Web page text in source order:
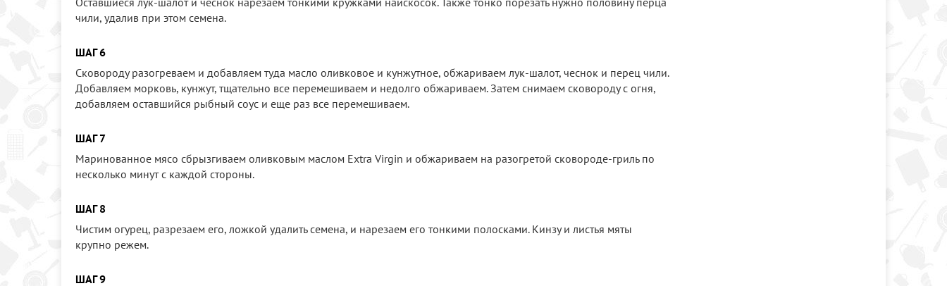
чили, удалив при этом семена.
ШАГ 6
Сковороду разогреваем и добавляем туда масло оливковое и кунжутное, обжариваем лук-шалот, чеснок и перец чили.
Добавляем морковь, кунжут, тщательно все перемешиваем и недолго обжариваем. Затем снимаем сковороду с огня,
добавляем оставшийся рыбный соус и еще раз все перемешиваем.
ШАГ 7
Маринованное мясо сбрызгиваем оливковым маслом Extra Virgin и обжариваем на разогретой сковороде-гриль по
несколько минут с каждой стороны.
ШАГ 8
Чистим огурец, разрезаем его, ложкой удалить семена, и нарезаем его тонкими полосками. Кинзу и листья мяты
крупно режем.
ШАГ 9